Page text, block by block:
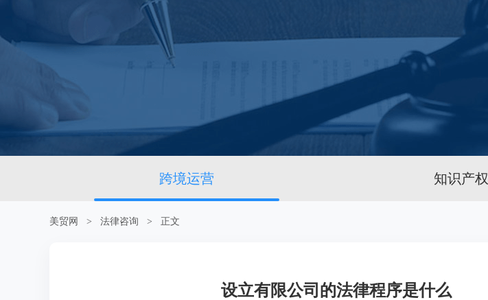
跨境运营 知识产权
美贸网 > 法律咨询 > 正文
设立有限公司的法律程序是什么